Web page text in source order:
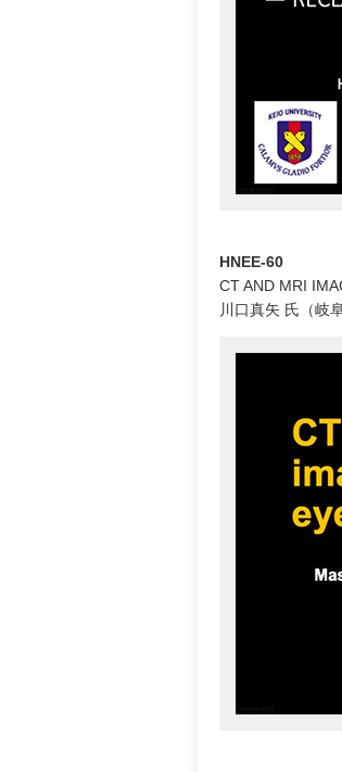
HNEE-60
CT AND MRI
川口真矢 氏（岐